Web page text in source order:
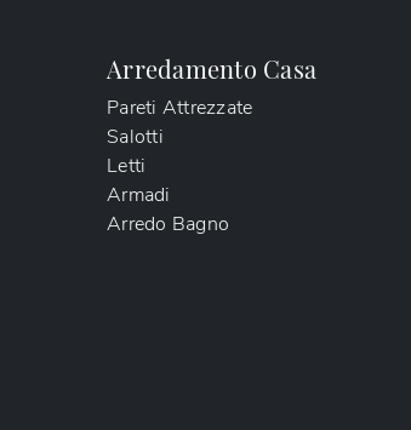
Arredamento Casa
Pareti Attrezzate
Salotti
Letti
Armadi
Arredo Bagno